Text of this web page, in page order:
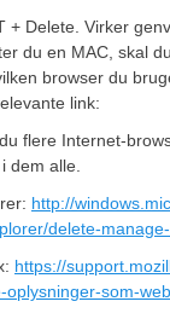
+ Delete. Virker
du en MAC, skal
browser du
link:
flere Internet-
dem alle.
http://
delete-
https://
oplysninger-som-